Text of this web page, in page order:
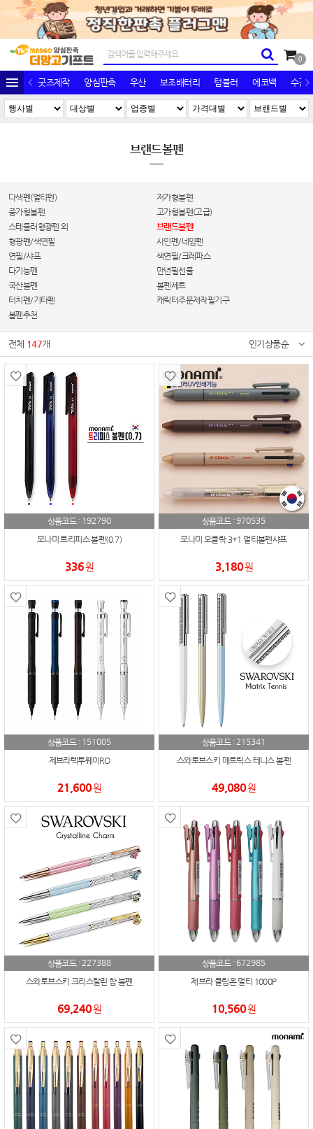
0
굿즈제작 양심판촉 우산 보조배터리 텀블러 에코백 수건/
브랜드볼펜
다색펜(멀티펜)
저가형볼펜
중가형볼펜
고가형볼펜(고급)
스테들러형광펜 외
브랜드볼펜
형광펜/색연필
사인펜/네임펜
연필/샤프
색연필/크레파스
다기능펜
만년필선물
국산볼펜
볼펜세트
터치펜/기타펜
캐릭터주문제작필기구
볼펜추천
전체 147개 인기상품순
상품코드 : 192790
모나미 트리피스 볼펜(0.7)
336원
상품코드 :970535
모나미 오클락 3+1 멀티볼펜샤프
3,180원
상품코드 : 151005
제브라텍투웨이RO
21,600원
상품코드 :215341
스와로브스키 매트릭스 테니스 볼펜
49,080원
상품코드 :227388
스와로브스키 크리스탈린 참 볼펜
69,240원
상품코드 : 672985
제브라 클립온 멀티 1000P
10,560원